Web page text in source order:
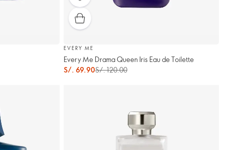
EVERY ME
Every Me Drama Queen Iris Eau de Toilette
S/. 69.90S/. 120.00